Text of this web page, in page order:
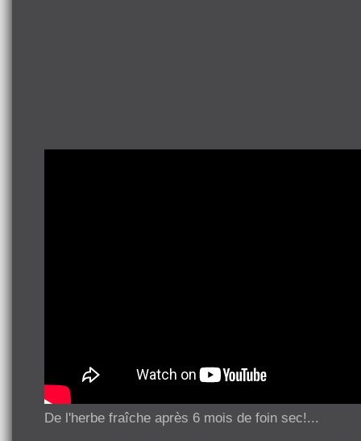
De l'herbe fraîche après 6 mois de foin sec!...